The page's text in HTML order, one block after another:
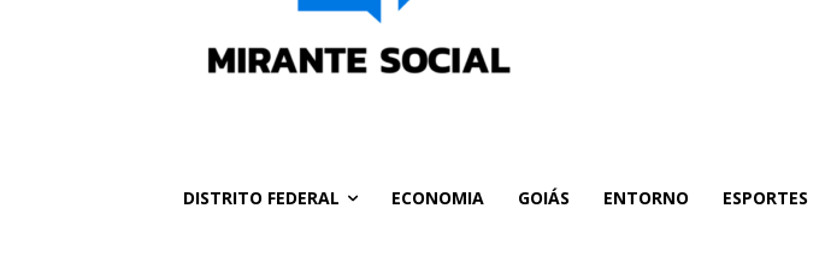
DISTRITO FEDERAL ECONOMIA GOIÁS ENTORNO ESPORTES